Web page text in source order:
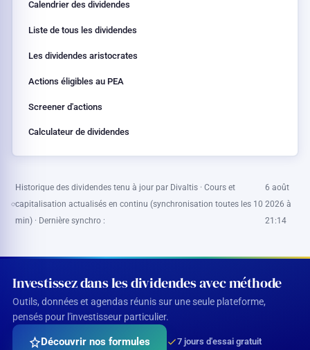
Calendrier des dividendes
Liste de tous les dividendes
Les dividendes aristocrates
Actions éligibles au PEA
Screener d'actions
Calculateur de dividendes
Historique des dividendes tenu à jour par Divaltis · Cours et
capitalisation actualisés en continu (synchronisation toutes les 10
min) · Dernière synchro :
6 août
2026 à
21:14
Investissez dans les dividendes avec méthode
Outils, données et agendas réunis sur une seule plateforme,
pensés pour l'investisseur particulier.
Découvrir nos formules 7 jours d'essai gratuit